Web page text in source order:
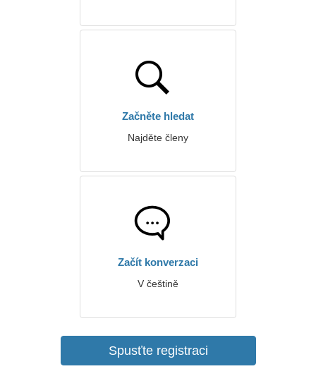
Začněte hledat
Najděte členy
Začít konverzaci
V češtině
Spusťte registraci